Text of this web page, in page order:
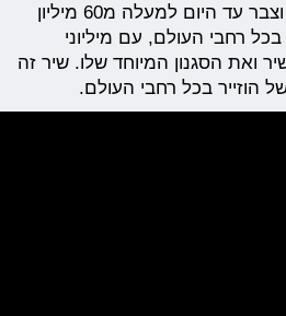
ידו, הוא יצא בשנת 2015, וצבר עד היום למעלה מ60 מיליון
רחבי העולם, עם מיליוני
ואת הסגנון המיוחד שלו. שיר זה
הוזייר בכל רחבי העולם.